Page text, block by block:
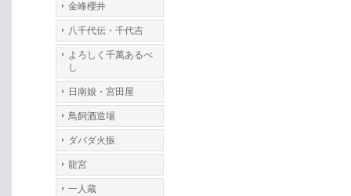
金峰櫻井
八千代伝・千代吉
よろしく千萬あるべ
し
日南娘・宮田屋
鳥飼酒造場
ダバダ火振
龍宮
一人蔵